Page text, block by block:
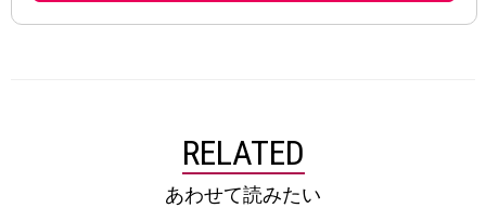
RELATED
あわせて読みたい